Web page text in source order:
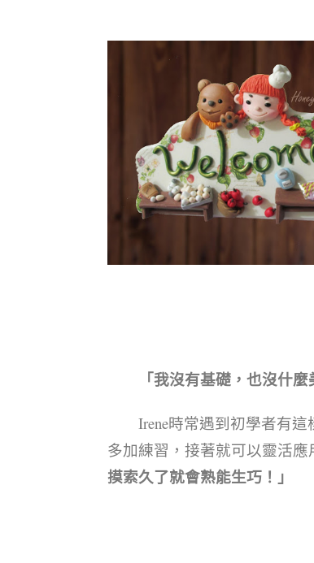
「我沒有基礎，也沒什
Irene時常遇到初學者有這
多加練習，接著就可以靈活應
摸索久了就會熟能生巧！」